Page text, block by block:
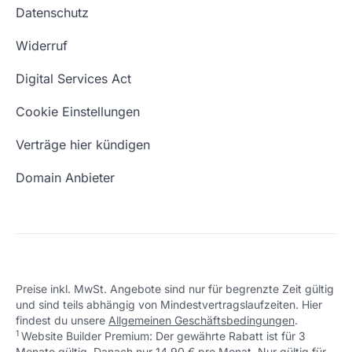
Blog
Webhosting-Lexikon
Whois Domain
Was ist eine Domain?
Domain Umzug
Wie ist meine IP?
Email Adresse erstellen
Datenschutz
Widerruf
Digital Services Act
Cookie Einstellungen
Verträge hier kündigen
Domain Anbieter
Preise inkl. MwSt. Angebote sind nur für begrenzte Zeit gültig
und sind teils abhängig von Mindestvertragslaufzeiten. Hier
findest du unsere Allgemeinen Geschäftsbedingungen.
1 Website Builder Premium: Der gewährte Rabatt ist für 3